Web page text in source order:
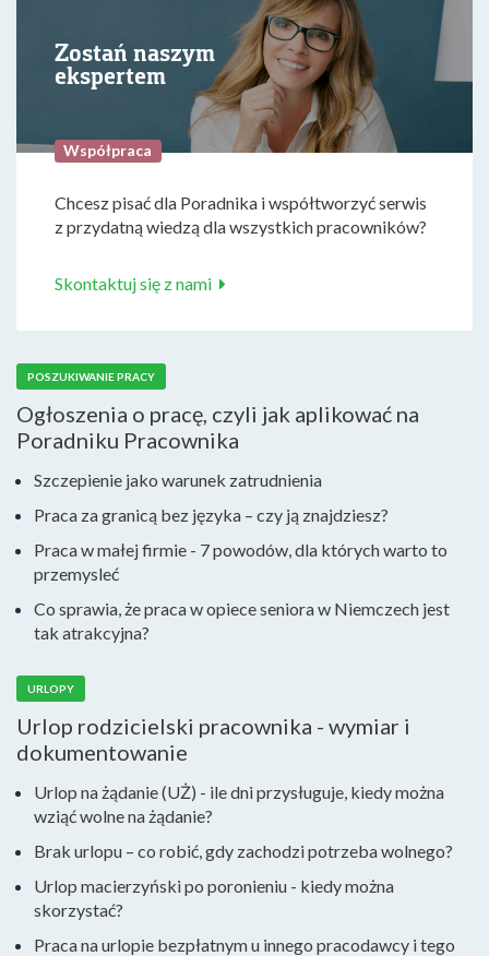
Zostań naszym
ekspertem
Współpraca
Chcesz pisać dla Poradnika i współtworzyć serwis
z przydatną wiedzą dla wszystkich pracowników?
Skontaktuj się z nami
POSZUKIWANIE PRACY
Ogłoszenia o pracę, czyli jak aplikować na
Poradniku Pracownika
Szczepienie jako warunek zatrudnienia
Praca za granicą bez języka – czy ją znajdziesz?
Praca w małej firmie - 7 powodów, dla których warto to
przemysleć
Co sprawia, że praca w opiece seniora w Niemczech jest
tak atrakcyjna?
URLOPY
Urlop rodzicielski pracownika - wymiar i
dokumentowanie
Urlop na żądanie (UŻ) - ile dni przysługuje, kiedy można
wziąć wolne na żądanie?
Brak urlopu – co robić, gdy zachodzi potrzeba wolnego?
Urlop macierzyński po poronieniu - kiedy można
skorzystać?
Praca na urlopie bezpłatnym u innego pracodawcy i tego